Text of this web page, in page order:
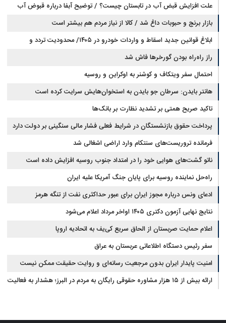
دارد
علت افزایش قبض آب در تابستان چیست؟ / توضیح آبفا درباره قبوض آب
بازار برنج و حبوبات داغ شد / کالا از نیاز مردم هم بیشتر است
ابلاغ قوانین جدید اسقاط و واردات خودرو در ۱۴۰۵/ محدودیت تردد و
سوخت‌رسانی به فرسوده‌ها
راز راه‌راه بودن گورخرها فاش شد
احتمال سفر ویتکاف و کوشنر به اوکراین و روسیه
هانتر بایدن: سرطان جو بایدن به استخوان‌هایش سرایت کرده است
تاکید صریح همتی بر تشدید نظارت بر بانک‌ها
پرداخت حقوق بازنشستگان در شرایط فعلی فشار مالی سنگینی بر دولت دارد
فرمانده تروریست‌های سنتکام وارد اراضی اشغالی شد
ناتو گشت‌های هوایی خود را در امتداد جنوب روسیه افزایش داده است
راه‌حل نماینده روسیه برای پایان جنگ آمریکا علیه ایران
ادعای ونس درباره مجوز ایران برای عبور حداکثری نفت از تنگه هرمز
نتایج نهایی آزمون دکتری ۱۴۰۵ اواخر مرداد اعلام می‌شود
اعلام حمایت صربستان از الحاق سریع کی‌یف به اتحادیه اروپا
سفر رئیس دستگاه اطلاعاتی عربستان به عراق
امنیت پایدار ایران بدون مرجعیت رسانه‌ای و روایت حقیقت ممکن نیست
ارائه بیش از ۱۵ هزار مشاوره حقوقی رایگان به مردم در البرز؛ هشدار به فعالیت